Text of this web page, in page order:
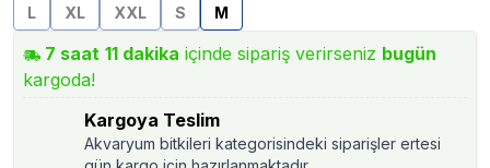
L
XL XXL S M
7 saat 11 dakika içinde sipariş verirseniz bugün
kargoda!
Kargoya Teslim
Akvaryum bitkileri kategorisindeki siparişler ertesi